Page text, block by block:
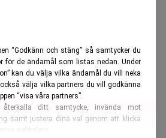
“Godkänn och stäng” så samtycker du
för de ändamål som listas nedan. Under
kan du välja vilka ändamål du vill neka
välja vilka partners du vill godkänna
“visa våra partners”.
ditt samtycke, invända mot
samt justera dina val genom att klicka
webbplats.